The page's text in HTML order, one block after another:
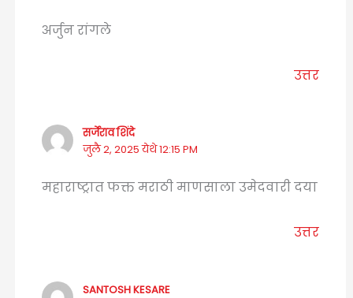
अर्जुन रांगले
उत्तर
सर्जेराव शिंदे
जुलै 2, 2025 येथे 12:15 PM
महाराष्ट्रात फक्त मराठी माणसाला उमेदवारी दया
उत्तर
SANTOSH KESARE